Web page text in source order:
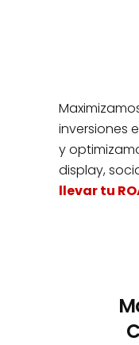
inversiones
y
display,
llevar tu